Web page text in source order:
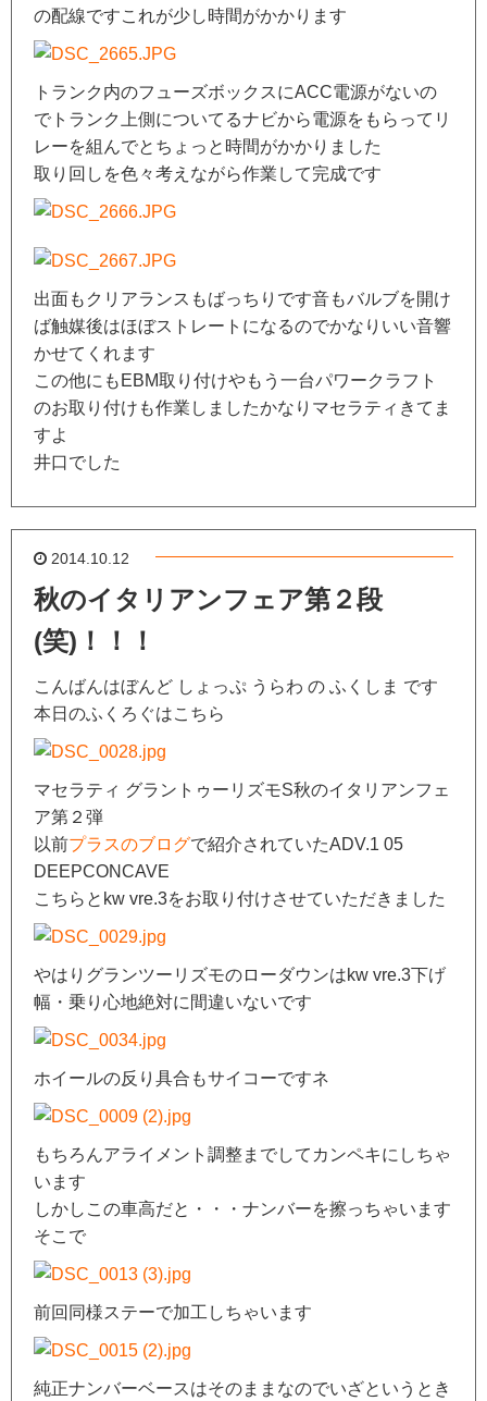
の配線ですこれが少し時間がかかります
トランク内のフューズボックスにACC電源がないの
でトランク上側についてるナビから電源をもらってリ
レーを組んでとちょっと時間がかかりました
取り回しを色々考えながら作業して完成です
出面もクリアランスもばっちりです音もバルブを開け
ば触媒後はほぼストレートになるのでかなりいい音響
かせてくれます
この他にもEBM取り付けやもう一台パワークラフト
のお取り付けも作業しましたかなりマセラティきてま
すよ
井口でした
2014.10.12
秋のイタリアンフェア第２段
(笑)！！！
こんばんはぼんど しょっぷ うらわ の ふくしま です
本日のふくろぐはこちら
マセラティ グラントゥーリズモS秋のイタリアンフェ
ア第２弾
以前プラスのブログで紹介されていたADV.1 05
DEEPCONCAVE
こちらとkw vre.3をお取り付けさせていただきました
やはりグランツーリズモのローダウンはkw vre.3下げ
幅・乗り心地絶対に間違いないです
ホイールの反り具合もサイコーですネ
もちろんアライメント調整までしてカンペキにしちゃ
います
しかしこの車高だと・・・ナンバーを擦っちゃいます
そこで
前回同様ステーで加工しちゃいます
純正ナンバーベースはそのままなのでいざというとき